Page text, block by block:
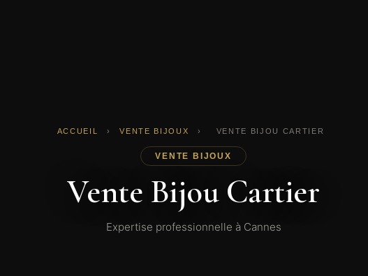
ACCUEIL › VENTE BIJOUX › VENTE BIJOU CARTIER
VENTE BIJOUX
Vente Bijou Cartier
Expertise professionnelle à Cannes